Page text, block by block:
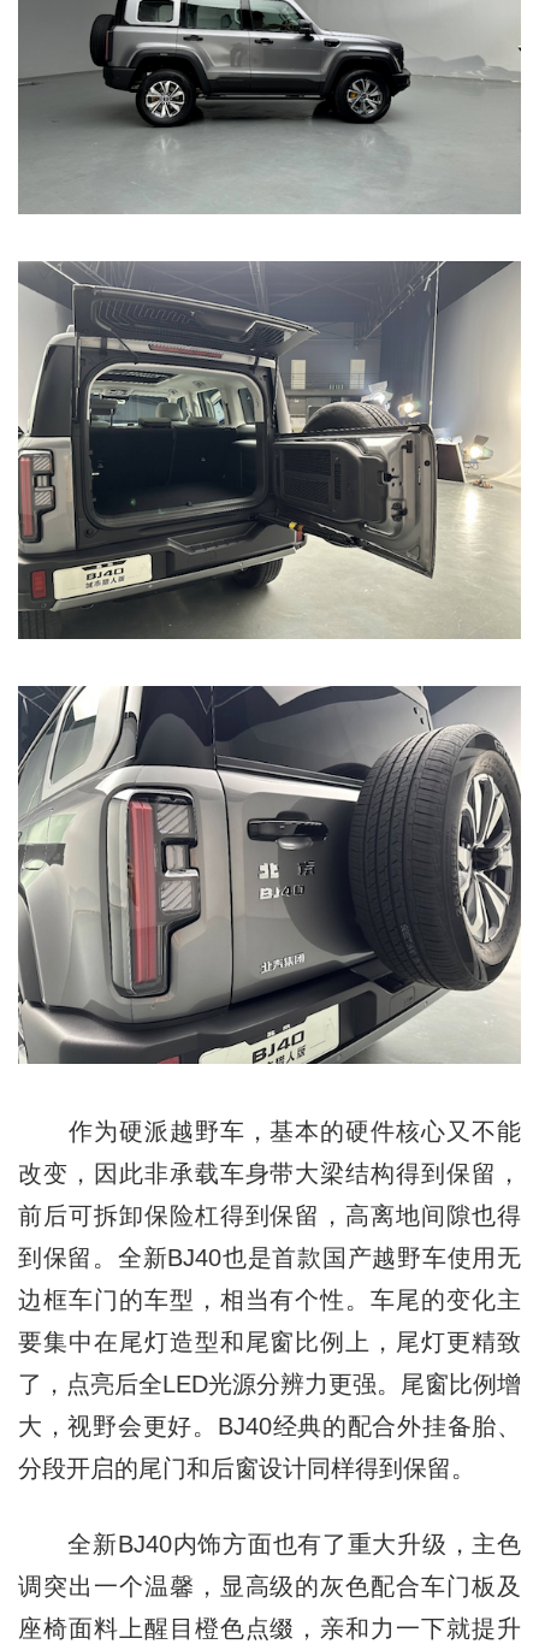
作为硬派越野车，基本的硬件核心又不能
改变，因此非承载车身带大梁结构得到保留，
前后可拆卸保险杠得到保留，高离地间隙也得
到保留。全新BJ40也是首款国产越野车使用无
边框车门的车型，相当有个性。车尾的变化主
要集中在尾灯造型和尾窗比例上，尾灯更精致
了，点亮后全LED光源分辨力更强。尾窗比例增
大，视野会更好。BJ40经典的配合外挂备胎、
分段开启的尾门和后窗设计同样得到保留。
全新BJ40内饰方面也有了重大升级，主色
调突出一个温馨，显高级的灰色配合车门板及
座椅面料上醒目橙色点缀，亲和力一下就提升